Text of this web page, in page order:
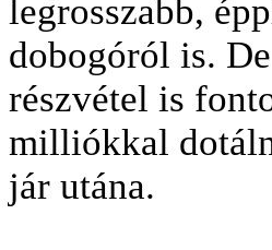
legrosszabb,
dobogóról is.
részvétel is
milliókkal
jár utána.